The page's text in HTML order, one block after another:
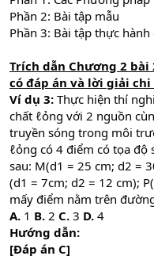
Phần 2: Bài tập mẫu
Phần 3: Bài tập thực
Trích dẫn Chương 2 bài
có đáp án và lời giải
Ví dụ 3: Thực hiện thí
chất ℓỏng với 2 nguồn
truyền sóng trong môi
ℓỏng có 4 điểm có tọa
sau: M(d1 = 25 cm; d2 =
(d1 = 7cm; d2 = 12 cm);
mấy điểm nằm trên
A. 1 B. 2 C. 3 D. 4
Hướng dẫn:
[Đáp án C]